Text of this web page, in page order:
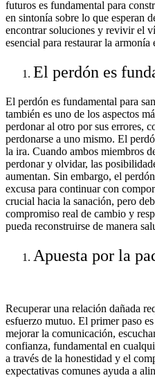
futuros es fundamental para
en sintonía sobre lo que esperan
encontrar soluciones y revivir el
esencial para restaurar la armonía
El perdón es
El perdón es fundamental para
también es uno de los aspectos
perdonar al otro por sus errores,
perdonarse a uno mismo. El
la ira. Cuando ambos miembros
perdonar y olvidar, las
aumentan. Sin embargo, el
excusa para continuar con
crucial hacia la sanación, pero
compromiso real de cambio y
pueda reconstruirse de manera
Apuesta por la
Recuperar una relación dañada
esfuerzo mutuo. El primer paso
mejorar la comunicación,
confianza, fundamental en
a través de la honestidad y el
expectativas comunes ayuda a